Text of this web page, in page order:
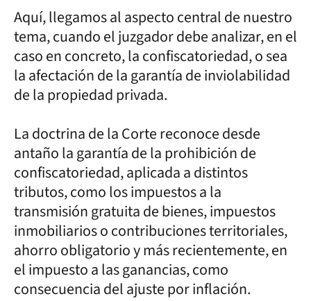
Aquí, llegamos al aspecto central de nuestro
tema, cuando el juzgador debe analizar, en el
caso en concreto, la confiscatoriedad, o sea
la afectación de la garantía de inviolabilidad
de la propiedad privada.
La doctrina de la Corte reconoce desde
antaño la garantía de la prohibición de
confiscatoriedad, aplicada a distintos
tributos, como los impuestos a la
transmisión gratuita de bienes, impuestos
inmobiliarios o contribuciones territoriales,
ahorro obligatorio y más recientemente, en
el impuesto a las ganancias, como
consecuencia del ajuste por inflación.